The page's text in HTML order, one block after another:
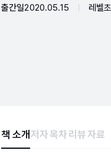
출간일2020.05.15 레벨
책 소개 저자목차 리뷰 자료